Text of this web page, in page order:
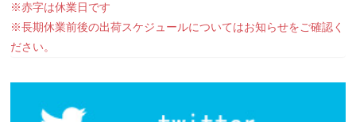
※赤字は休業日です
※長期休業前後の出荷スケジュールについてはお知らせをご確認く
ださい。